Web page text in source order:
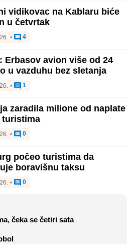
vidikovac na Kablaru biće
u četvrtak
• 4
Erbasov avion više od 24
u vazduhu bez sletanja
• 1
zaradila milione od naplate
turistima
• 0
počeo turistima da
boravišnu taksu
• 0
čeka se četiri sata